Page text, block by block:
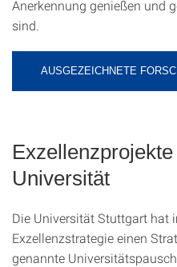
Anerkennung genießen und
sind.
AUSGEZEICHNETE
Universität
Die Universität Stuttgart hat
Exzellenzstrategie einen
genannte